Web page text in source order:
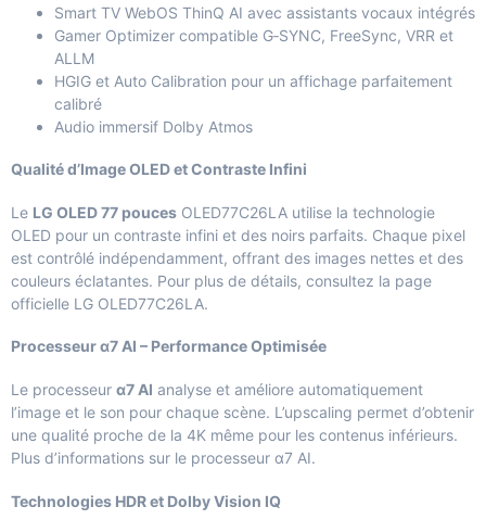
Smart TV WebOS ThinQ AI avec assistants vocaux intégrés
Gamer Optimizer compatible G‑SYNC, FreeSync, VRR et
ALLM
HGIG et Auto Calibration pour un affichage parfaitement
calibré
Audio immersif Dolby Atmos
Qualité d’Image OLED et Contraste Infini
Le LG OLED 77 pouces OLED77C26LA utilise la technologie
OLED pour un contraste infini et des noirs parfaits. Chaque pixel
est contrôlé indépendamment, offrant des images nettes et des
couleurs éclatantes. Pour plus de détails, consultez la page
officielle LG OLED77C26LA.
Processeur α7 AI – Performance Optimisée
Le processeur α7 AI analyse et améliore automatiquement
l’image et le son pour chaque scène. L’upscaling permet d’obtenir
une qualité proche de la 4K même pour les contenus inférieurs.
Plus d’informations sur le processeur α7 AI.
Technologies HDR et Dolby Vision IQ